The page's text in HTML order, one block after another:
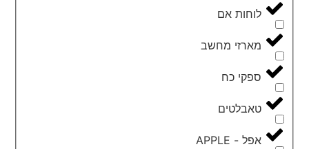
לוחות אם
מארזי מחשב
ספקי כח
טאבלטים
אפל - APPLE